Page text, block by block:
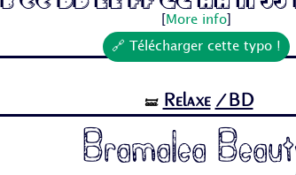
More info]
🔗 Télécharger cette typo !
🝛 Relaxe /BD
Bramalea